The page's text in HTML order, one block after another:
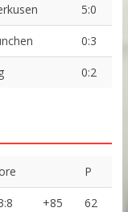
5:0
0:3
0:2
P
+85 62